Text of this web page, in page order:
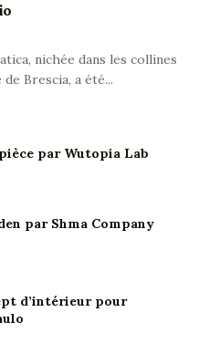
nichée dans les collines
Brescia, a été...
par Wutopia Lab
par Shma Company
d’intérieur pour